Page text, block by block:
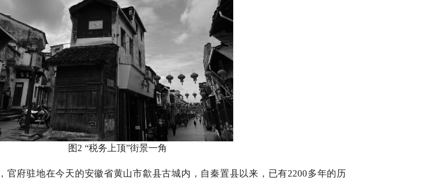
图2 “税务上顶”街景一角
官府驻地在今天的安徽省黄山市歙县古城内，自秦置县以来，已有2200多年的历